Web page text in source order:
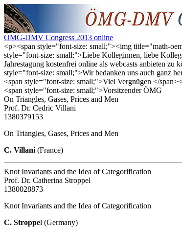
ÖMG-DMV Congress 2013 online
<p><span style="font-size: small;"><img title="math-
style="font-size: small;">Liebe Kolleginnen, liebe
Jahrestagung kostenfrei online als webcasts anbieten
style="font-size: small;">Wir bedanken uns auch ganz
<span style="font-size: small;">Viel Vergnügen </
<span style="font-size: small;">Vorsitzender
On Triangles, Gases, Prices and Men
Prof. Dr. Cedric Villani
1380379153
On Triangles, Gases, Prices and Men
C. Villani (France)
Knot Invariants and the Idea of Categorification
Prof. Dr. Catherina Stroppel
1380028873
Knot Invariants and the Idea of Categorification
C. Stroppel (Germany)